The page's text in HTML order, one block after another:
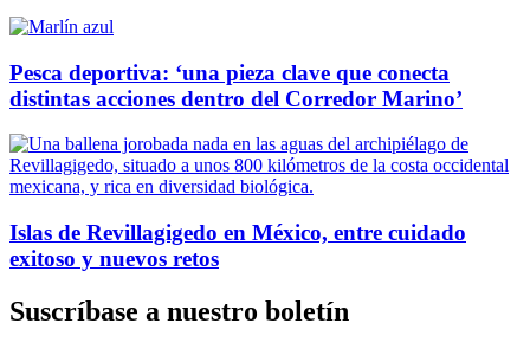
Pesca deportiva: ‘una pieza clave que conecta
distintas acciones dentro del Corredor Marino’
Islas de Revillagigedo en México, entre cuidado
exitoso y nuevos retos
Suscríbase a nuestro boletín